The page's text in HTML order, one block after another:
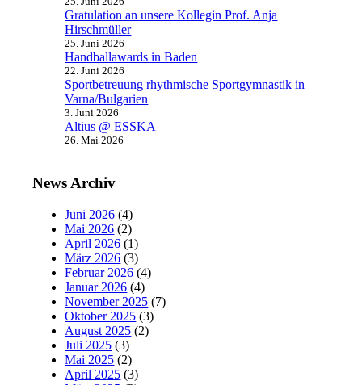
Gratulation an unsere Kollegin Prof. Anja
Hirschmüller
25. Juni 2026
Handballawards in Baden
22. Juni 2026
Sportbetreuung rhythmische Sportgymnastik in
Varna/Bulgarien
3. Juni 2026
Altius @ ESSKA
26. Mai 2026
News Archiv
Juni 2026 (4)
Mai 2026 (2)
April 2026 (1)
März 2026 (3)
Februar 2026 (4)
Januar 2026 (4)
November 2025 (7)
Oktober 2025 (3)
August 2025 (2)
Juli 2025 (3)
Mai 2025 (2)
April 2025 (3)